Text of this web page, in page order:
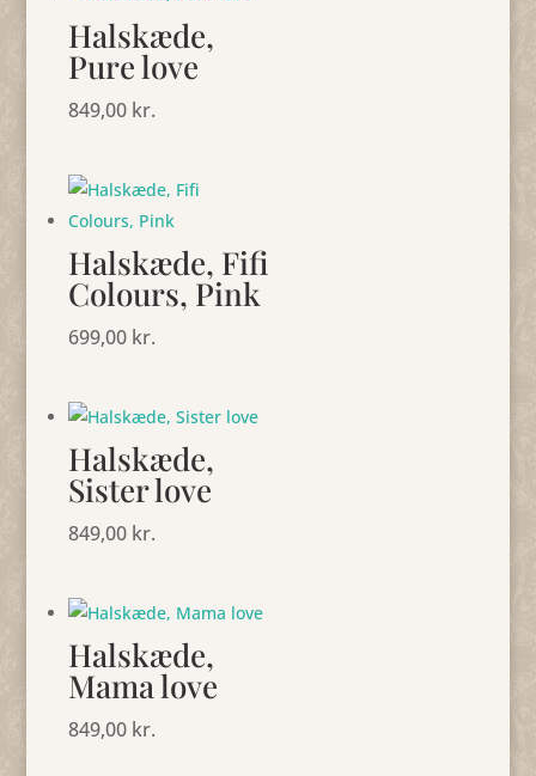
Halskæde,
Pure love
849,00 kr.
Halskæde, Fifi
Colours, Pink
699,00 kr.
Halskæde,
Sister love
849,00 kr.
Halskæde,
Mama love
849,00 kr.